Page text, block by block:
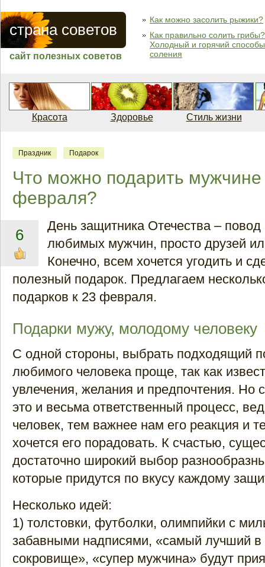
страна советов
сайт полезных советов
Как можно засолить рыжики?
Как правильно солить грибы?
Холодный и горячий способы
соления
Красота Здоровье Стиль жизни
Праздник Подарок
Что можно подарить
февраля?
6
День защитника Отечества – повод
любимых мужчин, просто друзей
Конечно, всем хочется угодить и
полезный подарок. Предлагаем
подарков к 23 февраля.
Подарки мужу, молодому человеку
С одной стороны, выбрать подходящий
любимого человека проще, так как
увлечения, желания и предпочтения. Но
это и весьма ответственный процесс,
человек, тем важнее нам его реакция и
хочется его порадовать. К счастью,
достаточно широкий выбор
которые придутся по вкусу каждому
Несколько идей:
1) толстовки, футболки, олимпийки с
забавными надписями, «самый лучший
сокровище», «супер мужчина» будут